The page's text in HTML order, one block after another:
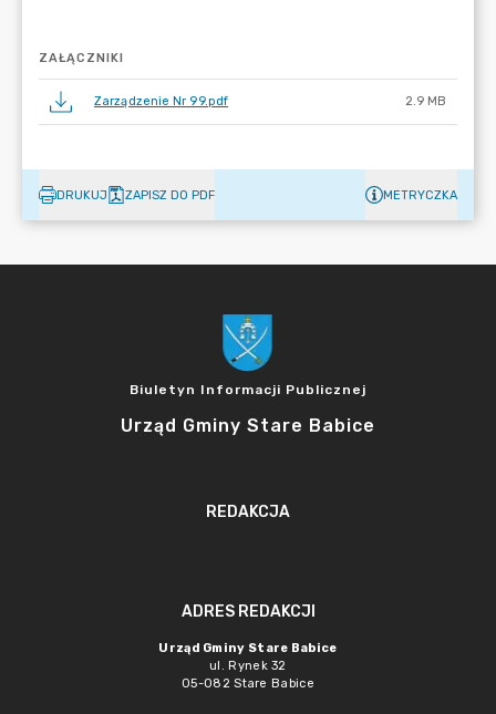
ZAŁĄCZNIKI
Zarządzenie Nr 99.pdf 2.9 MB
DRUKUJ ZAPISZ DO PDF METRYCZKA
Biuletyn Informacji Publicznej
Urząd Gminy Stare Babice
REDAKCJA
ADRES REDAKCJI
Urząd Gminy Stare Babice
ul. Rynek 32
05-082 Stare Babice